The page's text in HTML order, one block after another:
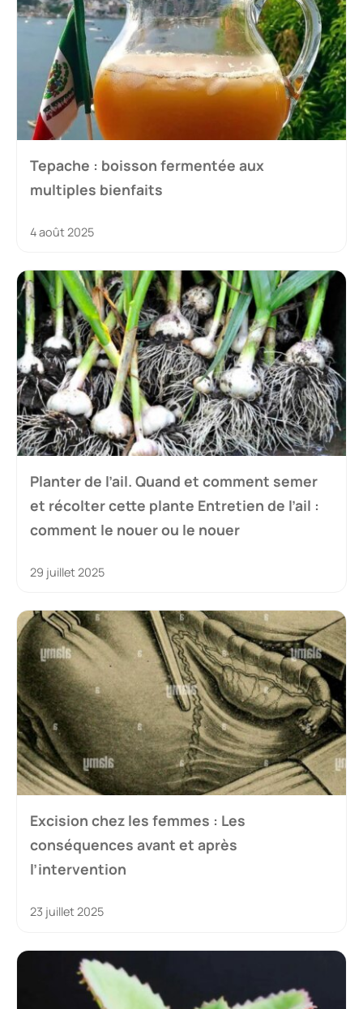
Tepache : boisson fermentée aux
multiples bienfaits
4 août 2025
Planter de l’ail. Quand et comment semer
et récolter cette plante Entretien de l’ail :
comment le nouer ou le nouer
29 juillet 2025
Excision chez les femmes : Les
conséquences avant et après
l’intervention
23 juillet 2025